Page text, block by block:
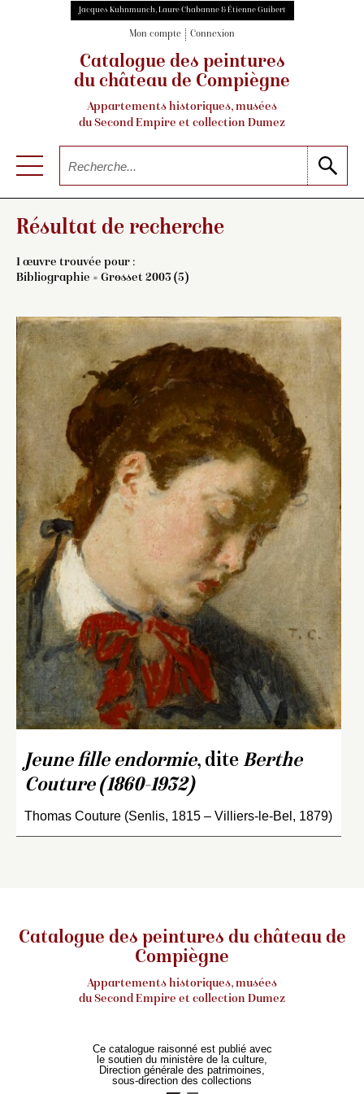
Jacques Kuhnmunch, Laure Chabanne & Étienne Guibert
Mon compte Connexion
Catalogue des peintures
du château de Compiègne
Appartements historiques, musées
du Second Empire et collection Dumez
Résultat de recherche
1 œuvre trouvée pour :
Bibliographie = Grosset 2003 (5)
Jeune fille endormie, dite Berthe
Couture (1860-1932)
Thomas Couture (Senlis, 1815 – Villiers-le-Bel, 1879)
Catalogue des peintures du château de
Compiègne
Appartements historiques, musées
du Second Empire et collection Dumez
Ce catalogue raisonné est publié avec
le soutien du ministère de la culture,
Direction générale des patrimoines,
sous-direction des collections